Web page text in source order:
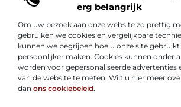
erg belangrijk
Om uw bezoek aan onze website zo prettig
gebruiken we cookies en vergelijkbare
kunnen we begrijpen hoe u onze site
persoonlijker maken. Cookies kunnen onder
worden voor gepersonaliseerde advertenties
van de website te meten. Wilt u hier meer
dan ons cookiebeleid.
samenleving. Laat je verrassen door
Onze informatie
Bericht categorie